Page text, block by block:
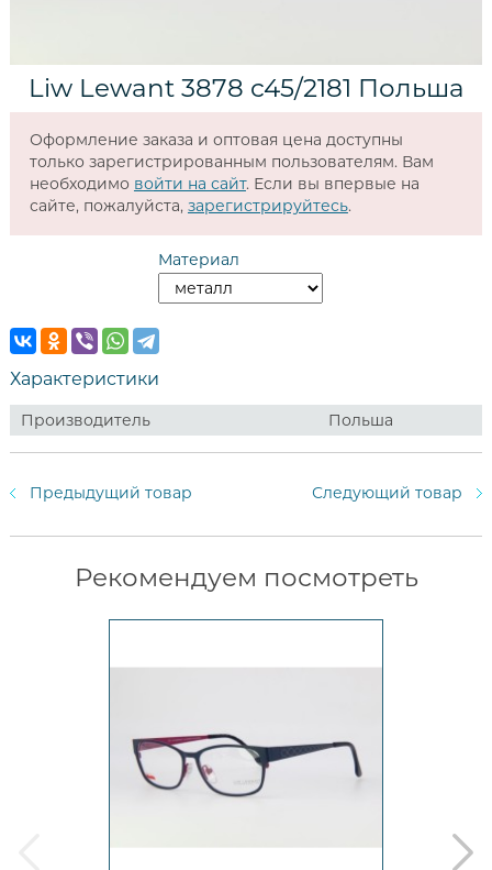
Liw Lewant 3878 c45/2181 Польша
Оформление заказа и оптовая цена доступны
только зарегистрированным пользователям. Вам
необходимо войти на сайт. Если вы впервые на
сайте, пожалуйста, зарегистрируйтесь.
Материал
Характеристики
Производитель Польша
Предыдущий товар Следующий товар
Рекомендуем посмотреть
next